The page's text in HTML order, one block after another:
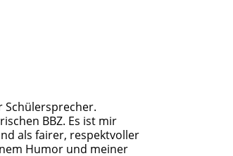
Schülersprecher.
BBZ. Es ist mir
als fairer, respektvoller
Humor und meiner